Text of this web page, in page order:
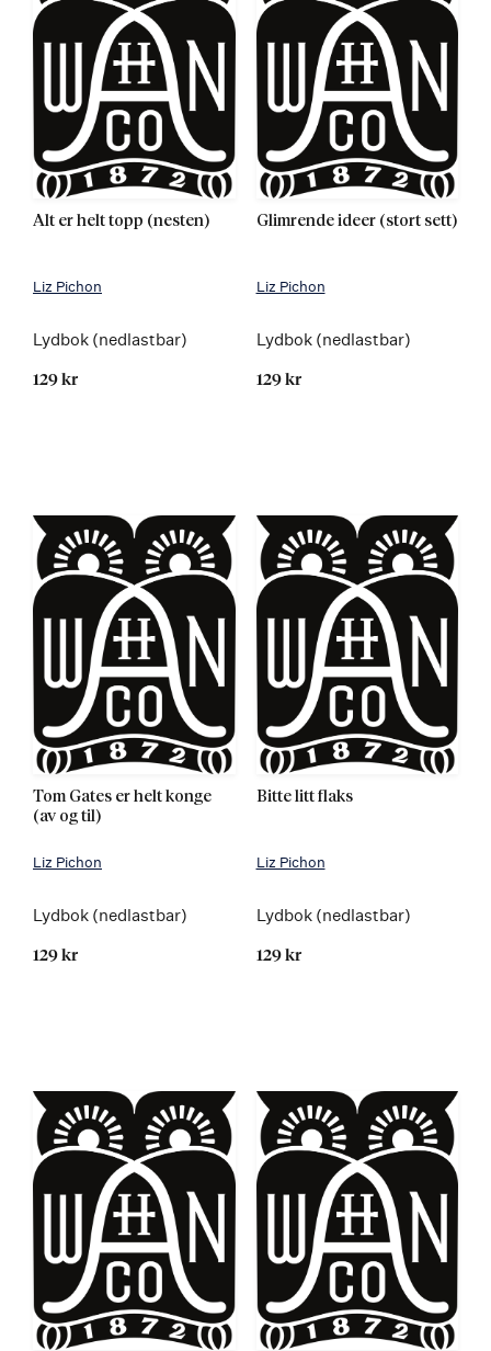
Alt er helt topp (nesten)
Liz Pichon
Lydbok (nedlastbar)
129 kr
Glimrende ideer (stort sett)
Liz Pichon
Lydbok (nedlastbar)
129 kr
Tom Gates er helt konge
(av og til)
Liz Pichon
Lydbok (nedlastbar)
129 kr
Bitte litt flaks
Liz Pichon
Lydbok (nedlastbar)
129 kr